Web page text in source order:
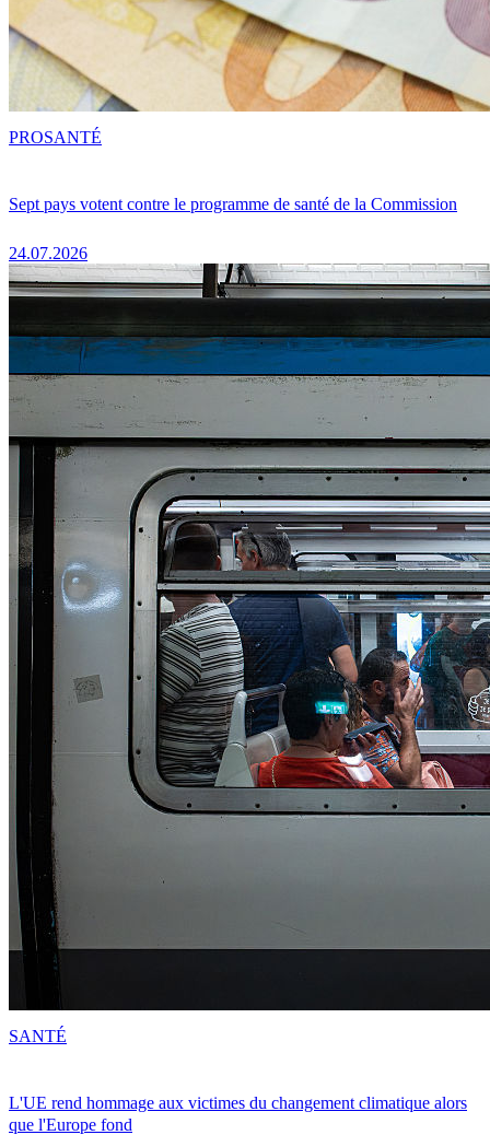
Sept pays votent contre le programme de santé de la Commission
24.07.2026
PROSANTÉ
L'UE rend hommage aux victimes du changement climatique alors
que l'Europe fond
SANTÉ